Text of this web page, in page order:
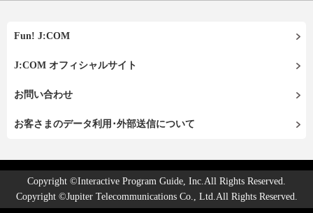
Fun! J:COM
J:COM オフィシャルサイト
お問い合わせ
お客さまのデータ利用･外部送信について
Copyright ©Interactive Program Guide, Inc.All Rights Reserved.
Copyright ©Jupiter Telecommunications Co., Ltd.All Rights Reserved.